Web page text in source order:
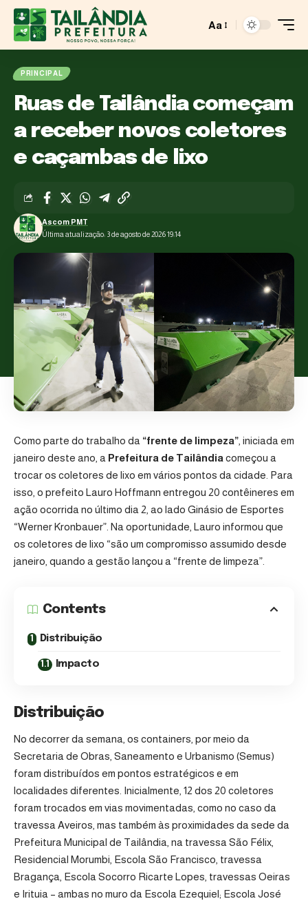
Aa
PRINCIPAL
Ruas de Tailândia começam
a receber novos coletores
e caçambas de lixo
Última atualização: 3 de agosto de 2026 19:14
Ascom PMT
Como parte do trabalho da “frente de limpeza” , iniciada em
janeiro deste ano, a Prefeitura de Tailândia começou a
trocar os coletores de lixo em vários pontos da cidade. Para
isso, o prefeito Lauro Hoffmann entregou 20 contêineres em
ação ocorrida no último dia 2, ao lado Ginásio de Esportes
“Werner Kronbauer”. Na oportunidade, Lauro informou que
os coletores de lixo “são um compromisso assumido desde
janeiro, quando a gestão lançou a “frente de limpeza”.
Contents
Distribuição
Impacto
Distribuição
No decorrer da semana, os containers, por meio da
Secretaria de Obras, Saneamento e Urbanismo (Semus)
foram distribuídos em pontos estratégicos e em
localidades diferentes. Inicialmente, 12 dos 20 coletores
foram trocados em vias movimentadas, como no caso da
travessa Aveiros, mas também às proximidades da sede da
Prefeitura Municipal de Tailândia, na travessa São Félix,
Residencial Morumbi, Escola São Francisco, travessa
Bragança, Escola Socorro Ricarte Lopes, travessas Oeiras
e Irituia – ambas no muro da Escola Ezequiel; Escola José